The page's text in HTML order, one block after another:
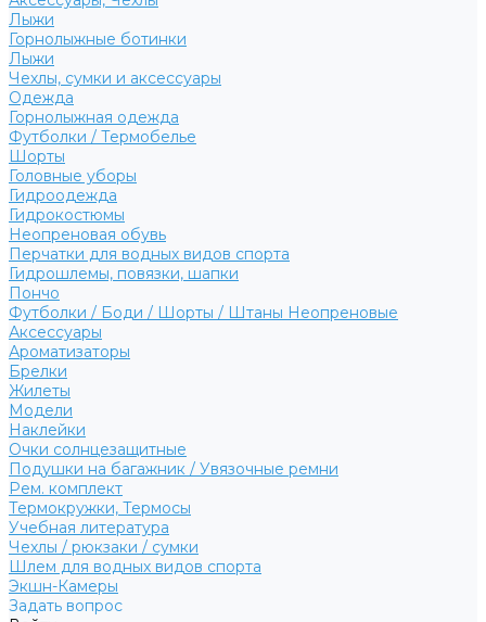
Лыжи
Горнолыжные ботинки
Лыжи
Чехлы, сумки и аксессуары
Одежда
Горнолыжная одежда
Футболки / Термобелье
Шорты
Головные уборы
Гидроодежда
Гидрокостюмы
Неопреновая обувь
Перчатки для водных видов спорта
Гидрошлемы, повязки, шапки
Пончо
Футболки / Боди / Шорты / Штаны Неопреновые
Аксессуары
Ароматизаторы
Брелки
Жилеты
Модели
Наклейки
Очки солнцезащитные
Подушки на багажник / Увязочные ремни
Рем. комплект
Термокружки, Термосы
Учебная литература
Чехлы / рюкзаки / сумки
Шлем для водных видов спорта
Экшн-Камеры
Задать вопрос